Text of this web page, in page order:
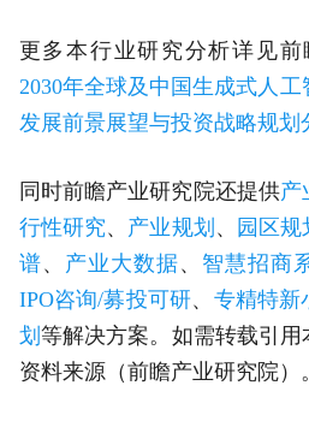
更多本行业研究分析详见
2030年全球及中国生成式人
发展前景展望与投资战略规划
同时前瞻产业研究院还提供产
行性研究、 产业规划 、 园区规
谱、 产业大数据、 智慧招商
IPO咨询/募投可研、 专精特新
划 等解决方案。如需转载引用
资料来源（前瞻产业研究院）。